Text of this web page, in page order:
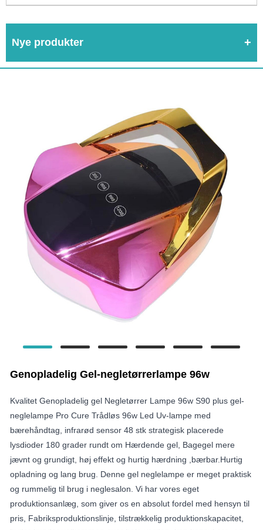
Nye produkter
Genopladelig Gel-negletørrerlampe 96w
Kvalitet Genopladelig gel Negletørrer Lampe 96w S90 plus gel-
neglelampe Pro Cure Trådløs 96w Led Uv-lampe med
bærehåndtag, infrarød sensor 48 stk strategisk placerede
lysdioder 180 grader rundt om Hærdende gel, Bagegel mere
jævnt og grundigt, høj effekt og hurtig hærdning ,bærbar.Hurtig
opladning og lang brug. Denne gel neglelampe er meget praktisk
og rummelig til brug i neglesalon. Vi har vores eget
produktionsanlæg, som giver os en absolut fordel med hensyn til
pris, Fabriksproduktionslinje, tilstrækkelig produktionskapacitet,